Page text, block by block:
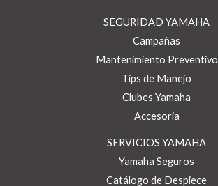
SEGURIDAD YAMAHA
Campañas
Mantenimiento Preventivo
Tips de Manejo
Clubes Yamaha
Accesoria
SERVICIOS YAMAHA
Yamaha Seguros
Catálogo de Despiece